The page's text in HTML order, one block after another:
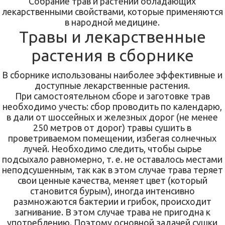
лекарственными свойствами, которые применяются
в народной медицине.
Травы и лекарственные
растения в сборнике
В сборнике использованы наиболее эффективные и
доступные лекарственные растения.
При самостоятельном сборе и заготовке трав
необходимо учесть: сбор проводить по календарю,
в дали от шоссейных и железных дорог (не менее
250 метров от дорог) травы сушить в
проветриваемом помещении, избегая солнечных
лучей. Необходимо следить, чтобы сырье
подсыхало равномерно, т. е. не оставалось местами
неподсушенным, так как в этом случае трава теряет
свои ценные качества, меняет цвет (который
становится бурым), иногда интенсивно
размножаются бактерии и грибок, происходит
загнивание. В этом случае трава не пригодна к
употреблению. Поэтому основной задачей сушки